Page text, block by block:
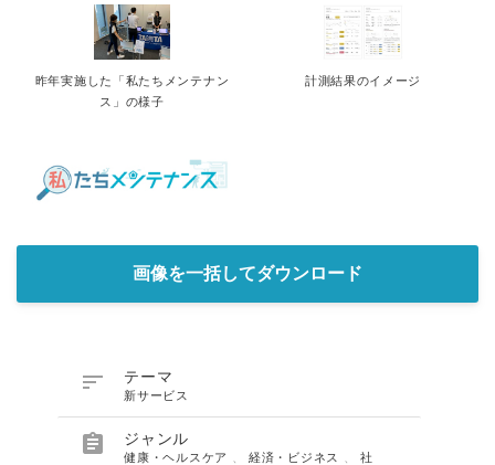
昨年実施した「私たちメンテナン
ス」の様子
計測結果のイメージ
画像を一括してダウンロード
 テーマ
新サービス
 ジャンル
健康・ヘルスケア 、経済・ビジネス 、社